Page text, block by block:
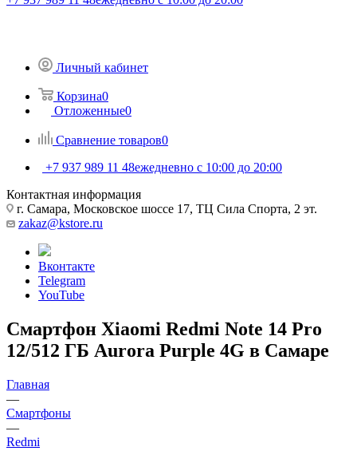
Личный кабинет
Корзина0
Отложенные0
Сравнение товаров0
+7 937 989 11 48ежедневно с 10:00 до 20:00
Контактная информация
г. Самара, Московское шоссе 17, ТЦ Сила Спорта, 2 эт.
zakaz@kstore.ru
Вконтакте
Telegram
YouTube
Смартфон Xiaomi Redmi Note 14 Pro
12/512 ГБ Aurora Purple 4G в Самаре
Главная
—
Смартфоны
—
Redmi